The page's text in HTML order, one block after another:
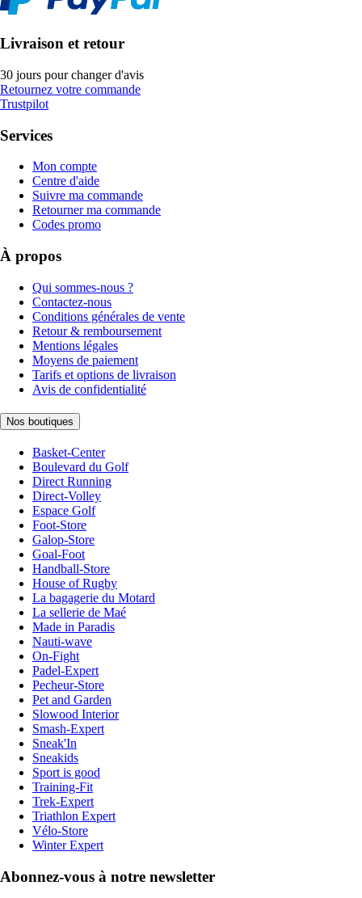
Livraison et retour
30 jours pour changer d'avis
Retournez votre commande
Trustpilot
Services
Mon compte
Centre d'aide
Suivre ma commande
Retourner ma commande
Codes promo
À propos
Qui sommes-nous ?
Contactez-nous
Conditions générales de vente
Retour & remboursement
Mentions légales
Moyens de paiement
Tarifs et options de livraison
Avis de confidentialité
Nos boutiques
Basket-Center
Boulevard du Golf
Direct Running
Direct-Volley
Espace Golf
Foot-Store
Galop-Store
Goal-Foot
Handball-Store
House of Rugby
La bagagerie du Motard
La sellerie de Maé
Made in Paradis
Nauti-wave
On-Fight
Padel-Expert
Pecheur-Store
Pet and Garden
Slowood Interior
Smash-Expert
Sneak'In
Sneakids
Sport is good
Training-Fit
Trek-Expert
Triathlon Expert
Vélo-Store
Winter Expert
Abonnez-vous à notre newsletter